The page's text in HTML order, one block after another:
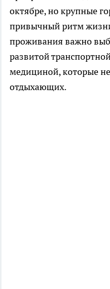
октябре, но крупные
привычный ритм
проживания важно
развитой
медициной, которые
отдыхающих.